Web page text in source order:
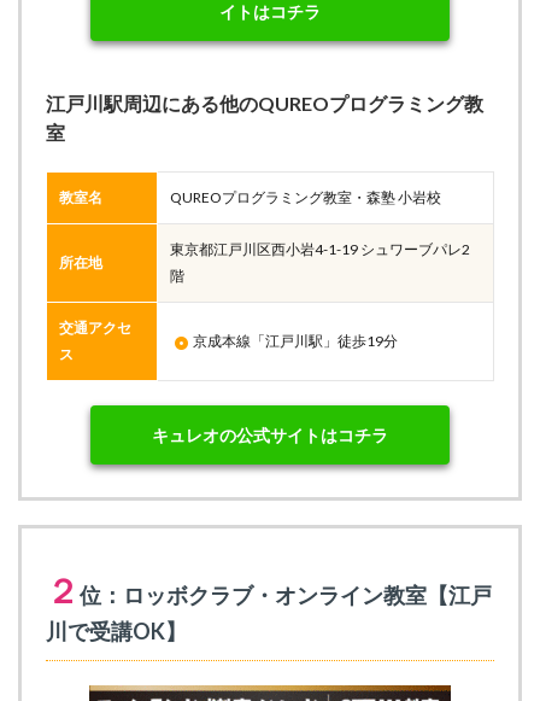
イトはコチラ
江戸川駅周辺にある他のQUREOプログラミング教
室
教室名 QUREOプログラミング教室・森塾 小岩校
所在地
東京都江戸川区西小岩4-1-19 シュワーブパレ2
階
交通アクセ
ス
京成本線「江戸川駅」徒歩19分
キュレオの公式サイトはコチラ
２ 位：ロッボクラブ・オンライン教室【江戸
川で受講OK】